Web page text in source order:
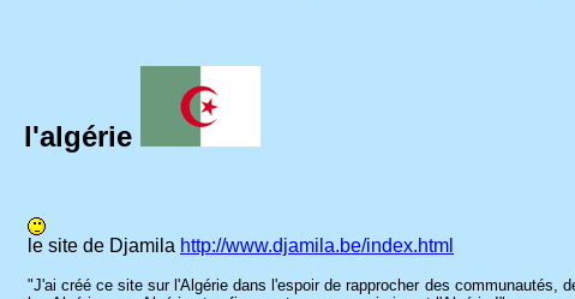
l'algérie
le site de Djamila http://www.djamila.be/index.html
"J'ai créé ce site sur l'Algérie dans l'espoir de rapprocher des communautés,